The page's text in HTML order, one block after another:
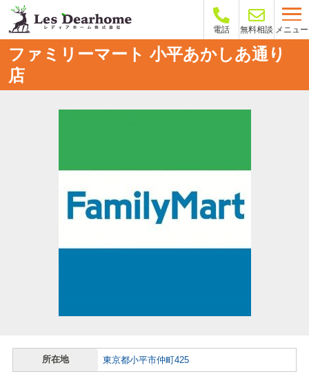
電話 無料相談 メニュー
ファミリーマート 小平あかしあ通り
店
所在地 東京都小平市仲町425